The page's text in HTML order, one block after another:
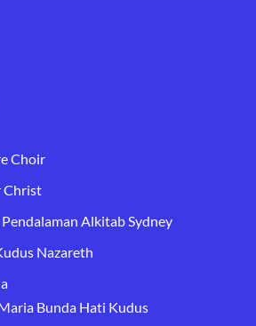
Choir
Christ
Alkitab Sydney
Nazareth
Bunda Hati Kudus